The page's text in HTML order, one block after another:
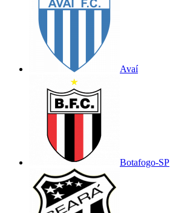
Avaí
Botafogo-SP